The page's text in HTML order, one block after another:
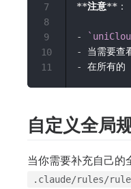
**注意** ：
-
-
当需要查
-
在所有的
7
8
9
10
11
自定义全局
当你需要补充自己的
.claude/rules/